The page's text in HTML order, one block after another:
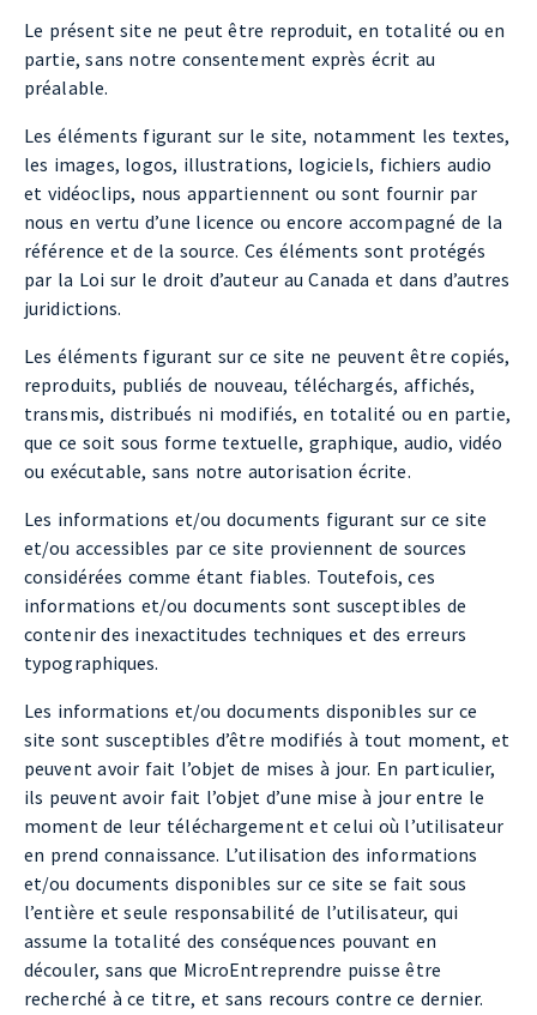
Le présent site ne peut être reproduit, en totalité ou en
partie, sans notre consentement exprès écrit au
préalable.
Les éléments figurant sur le site, notamment les textes,
les images, logos, illustrations, logiciels, fichiers audio
et vidéoclips, nous appartiennent ou sont fournir par
nous en vertu d’une licence ou encore accompagné de la
référence et de la source. Ces éléments sont protégés
par la Loi sur le droit d’auteur au Canada et dans d’autres
juridictions.
Les éléments figurant sur ce site ne peuvent être copiés,
reproduits, publiés de nouveau, téléchargés, affichés,
transmis, distribués ni modifiés, en totalité ou en partie,
que ce soit sous forme textuelle, graphique, audio, vidéo
ou exécutable, sans notre autorisation écrite.
Les informations et/ou documents figurant sur ce site
et/ou accessibles par ce site proviennent de sources
considérées comme étant fiables. Toutefois, ces
informations et/ou documents sont susceptibles de
contenir des inexactitudes techniques et des erreurs
typographiques.
Les informations et/ou documents disponibles sur ce
site sont susceptibles d’être modifiés à tout moment, et
peuvent avoir fait l’objet de mises à jour. En particulier,
ils peuvent avoir fait l’objet d’une mise à jour entre le
moment de leur téléchargement et celui où l’utilisateur
en prend connaissance. L’utilisation des informations
et/ou documents disponibles sur ce site se fait sous
l’entière et seule responsabilité de l’utilisateur, qui
assume la totalité des conséquences pouvant en
découler, sans que MicroEntreprendre puisse être
recherché à ce titre, et sans recours contre ce dernier.